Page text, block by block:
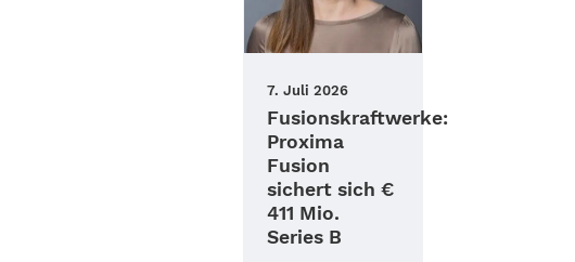
7. Juli 2026
Fusionskraftwerke:
Proxima
Fusion
sichert sich €
411 Mio.
Series B